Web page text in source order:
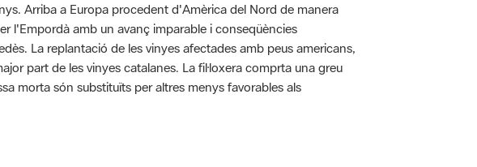
Arriba a Europa procedent d'Amèrica del Nord de manera
l'Empordà amb un avanç imparable i conseqüències
La replantació de les vinyes afectades amb peus americans,
part de les vinyes catalanes. La fil·loxera comprta una greu
morta són substituïts per altres menys favorables als